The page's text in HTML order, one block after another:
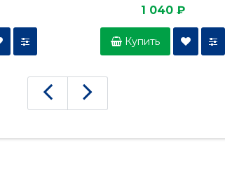
1 040 ₽
Купить